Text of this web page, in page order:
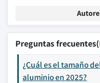
Preguntas
¿Cuál es el tamaño
aluminio en 2025?